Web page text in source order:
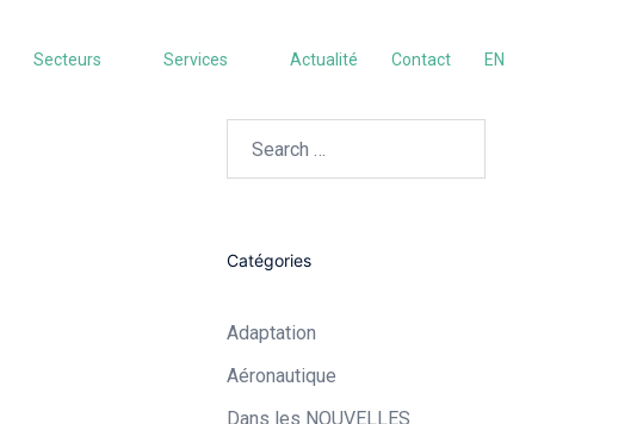
Secteurs Services Actualité Contact EN
Catégories
Adaptation
Aéronautique​
Dans les NOUVELLES